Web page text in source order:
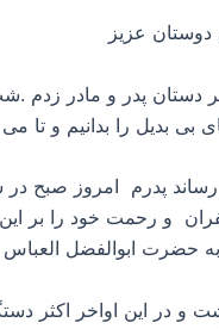
عزیز
دستان پدر و مادر
بی بدیل را بدانیم و تا
و رحمت خود را بر
ابوالفضل العباس
و در این اواخر اکثر